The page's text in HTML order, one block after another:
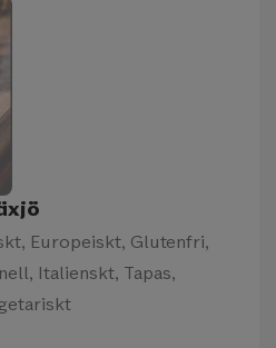
Europeiskt, Glutenfri,
Italienskt, Tapas,